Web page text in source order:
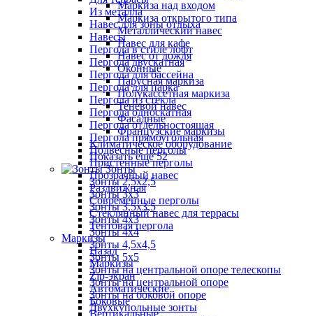
Маркиза над входом
Маркиза открытого типа
Металлический навес
Навес для кафе
Навес от дождя
Оконные
Парусная маркиза
Полукассетная маркиза
Теневой навес
Фасадные
Французские маркизы
Климатическое оборудование
Показать ещё 52
Зонты
Зонты 2,5х2,5
Зонты 3х3
Зонты 3,5х3,5
Зонты 4х3
Зонты 4х4
Зонты 4,5х4,5
Зонты 5х5
Зонты на центральной опоре телескопы
Зонты на центральной опоре
Зонты на боковой опоре
Двухкупольные зонты
Из металла
Навес для зоны отдыха
Навесы
Пергола в стиле лофт
Пергола двускатная
Пергола для бассейна
Пергола для парка
Пергола из стекла
Пергола односкатная
Пергола отдельностоящая
Пергола прямоугольная
Подвесные перголы
Пристенные перголы
Прозрачный навес
Раздвижная
Современные перголы
Стеклянный навес для террасы
Тентовая пергола
Маркизы
Назад
Маркизы
Zip-экран
Автоматические
Боковые
Вертикальные